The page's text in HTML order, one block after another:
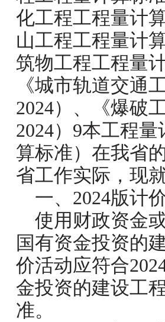
化工程工程量计
山工程工程量计
筑物工程工程量
《城市轨道交通
2024）、《爆破
2024）9本工程
算标准）在我省
省工作实际，现
一、2024版计
使用财政资金
国有资金投资的
价活动应符合
金投资的建设工
准。